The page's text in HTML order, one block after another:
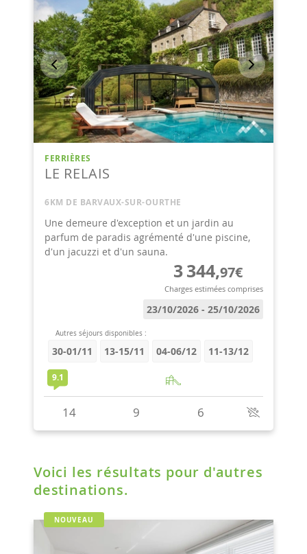
Voici les résultats pour d'autres
destinations.